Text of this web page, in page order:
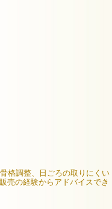
格調整、日ごろの取りにくい
売の経験からアドバイスでき